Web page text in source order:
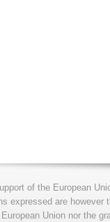
of the European
expressed are
Union nor the